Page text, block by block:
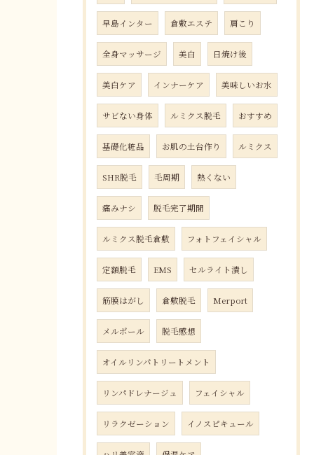
早島インター 倉敷エステ 肩こり
全身マッサージ 美白 日焼け後
美白ケア インナーケア 美味しいお水
サビない身体 ルミクス脱毛 おすすめ
基礎化粧品 お肌の土台作り ルミクス
SHR脱毛 毛周期 熱くない
痛みナシ 脱毛完了期間
ルミクス脱毛倉敷 フォトフェイシャル
定額脱毛 EMS セルライト潰し
筋膜はがし 倉敷脱毛 Merport
メルポール 脱毛感想
オイルリンパトリートメント
リンパドレナージュ フェイシャル
リラクゼーション イノスピキュール